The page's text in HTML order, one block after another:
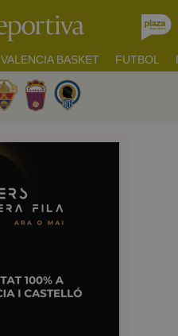
VALENCIA BASKET FUTBOL